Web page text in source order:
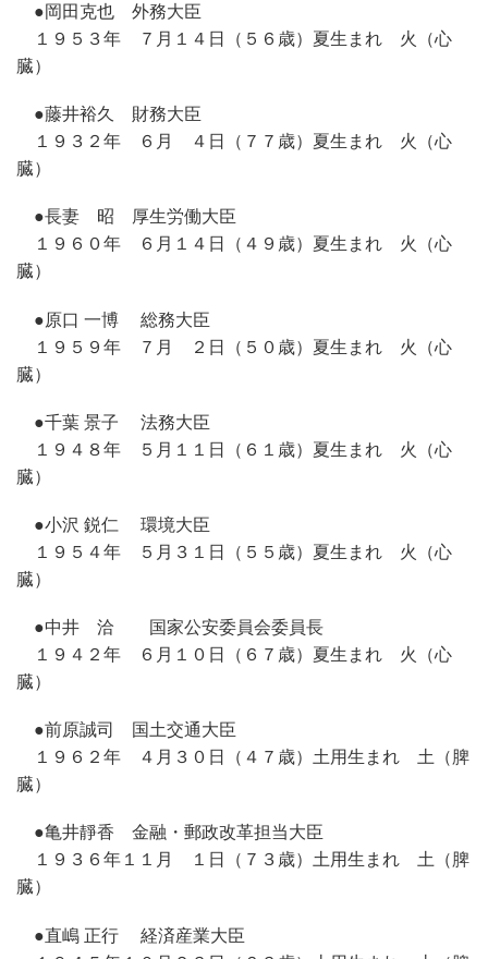
●岡田克也 外務大臣
１９５３年 ７月１４日（５６歳）夏生まれ 火（心
臓）
●藤井裕久 財務大臣
１９３２年 ６月 ４日（７７歳）夏生まれ 火（心
臓）
●長妻 昭 厚生労働大臣
１９６０年 ６月１４日（４９歳）夏生まれ 火（心
臓）
●原口 一博 総務大臣
１９５９年 ７月 ２日（５０歳）夏生まれ 火（心
臓）
●千葉 景子 法務大臣
１９４８年 ５月１１日（６１歳）夏生まれ 火（心
臓）
●小沢 鋭仁 環境大臣
１９５４年 ５月３１日（５５歳）夏生まれ 火（心
臓）
●中井 洽 国家公安委員会委員長
１９４２年 ６月１０日（６７歳）夏生まれ 火（心
臓）
●前原誠司 国土交通大臣
１９６２年 ４月３０日（４７歳）土用生まれ 土（脾
臓）
●亀井靜香 金融・郵政改革担当大臣
１９３６年１１月 １日（７３歳）土用生まれ 土（脾
臓）
●直嶋 正行 経済産業大臣